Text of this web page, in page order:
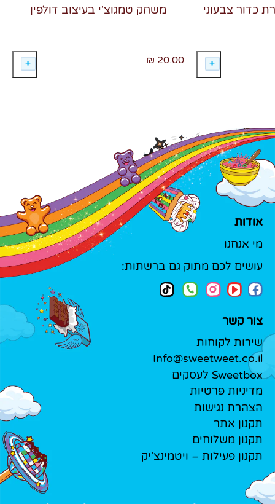
משחק טמגוצ'י בעיצוב דולפין
20.00 ₪
כדור צבעוני
אודות
מי אנחנו
עושים לכם מתוק גם ברשתות:
צור קשר
שירות לקוחות
Info@sweetweet.co.il
Sweetbox לעסקים
מדיניות פרטיות
הצהרת נגישות
תקנון אתר
תקנון משלוחים
תקנון פעילות – ויטמינצ'יק